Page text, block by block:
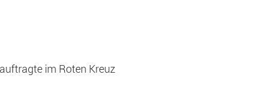
im Roten Kreuz